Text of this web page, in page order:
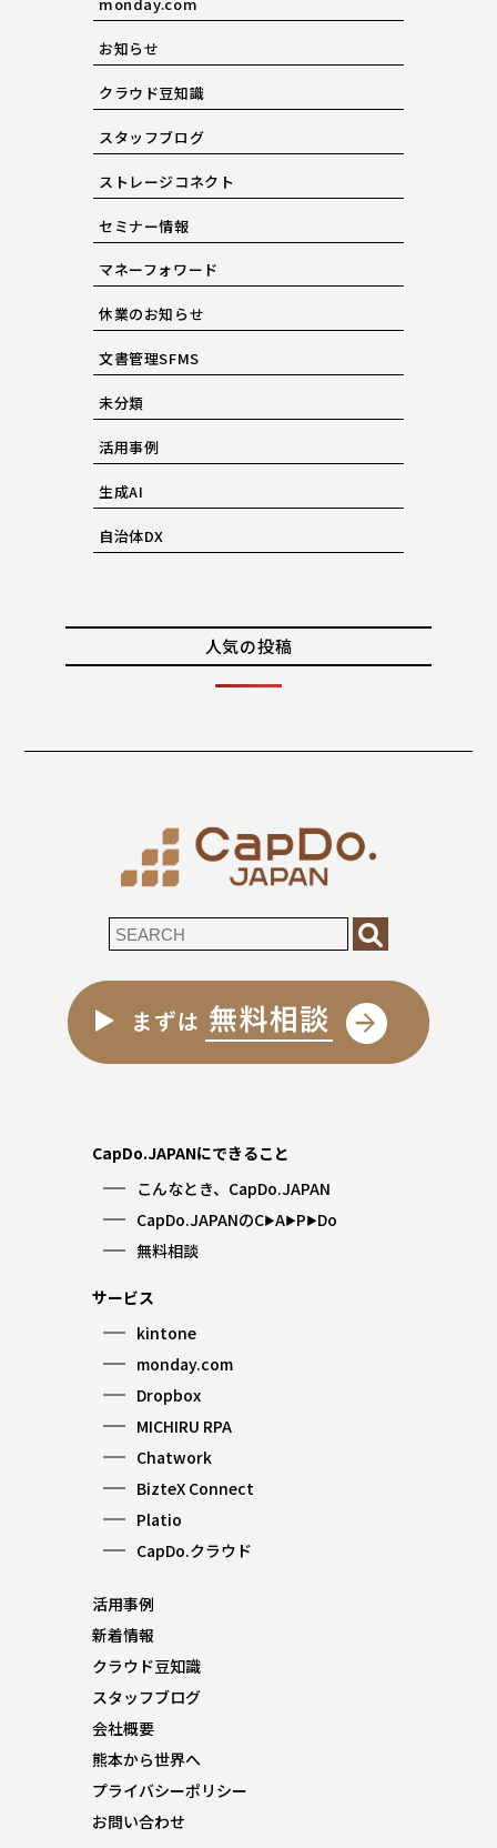
お知らせ
クラウド豆知識
スタッフブログ
ストレージコネクト
セミナー情報
マネーフォワード
休業のお知らせ
文書管理SFMS
未分類
活用事例
生成AI
自治体DX
人気の投稿
CapDo.JAPANにできること
こんなとき、CapDo.JAPAN
CapDo.JAPANのC▶︎A▶︎P▶︎Do
無料相談
サービス
kintone
monday.com
Dropbox
MICHIRU RPA
Chatwork
BizteX Connect
Platio
CapDo.クラウド
活用事例
新着情報
クラウド豆知識
スタッフブログ
会社概要
熊本から世界へ
プライバシーポリシー
お問い合わせ